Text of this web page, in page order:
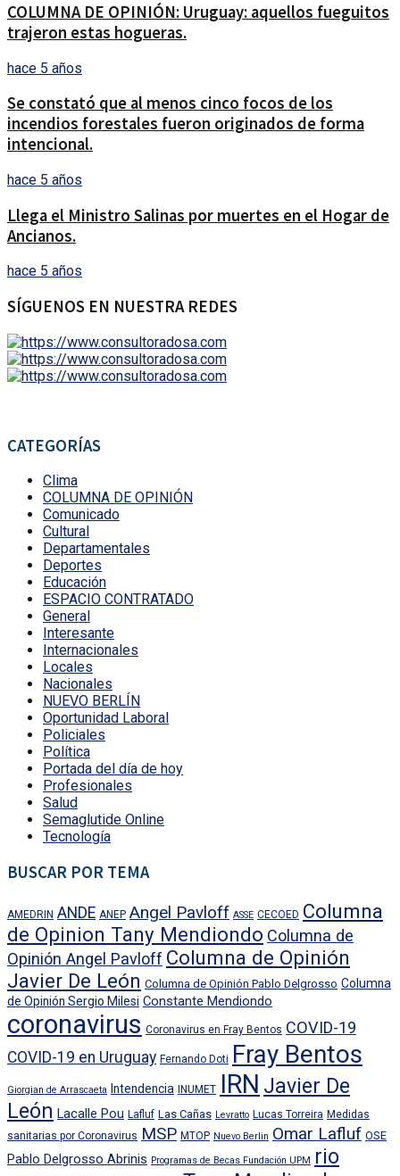
COLUMNA DE OPINIÓN: Uruguay: aquellos fueguitos
trajeron estas hogueras.
hace 5 años
Se constató que al menos cinco focos de los
incendios forestales fueron originados de forma
intencional.
hace 5 años
Llega el Ministro Salinas por muertes en el Hogar de
Ancianos.
hace 5 años
SÍGUENOS EN NUESTRA REDES
CATEGORÍAS
Clima
COLUMNA DE OPINIÓN
Comunicado
Cultural
Departamentales
Deportes
Educación
ESPACIO CONTRATADO
General
Interesante
Internacionales
Locales
Nacionales
NUEVO BERLÍN
Oportunidad Laboral
Policiales
Política
Portada del día de hoy
Profesionales
Salud
Semaglutide Online
Tecnología
BUSCAR POR TEMA
AMEDRIN ANDE ANEP Angel Pavloff ASSE CECOED Columna
de Opinion Tany Mendiondo Columna de
Opinión Angel Pavloff Columna de Opinión
Javier De León Columna de Opinión Pablo Delgrosso Columna
de Opinión Sergio Milesi Constante Mendiondo
coronavirus Coronavirus en Fray Bentos COVID-19
COVID-19 en Uruguay Fernando Doti Fray Bentos
Giorgian de Arrascaeta Intendencia INUMET IRN Javier De
León Lacalle Pou Lafluf Las Cañas Levratto Lucas Torreira Medidas
sanitarias por Coronavirus MSP MTOP Nuevo Berlin Omar Lafluf OSE
Pablo Delgrosso Abrinis Programas de Becas Fundación UPM rio